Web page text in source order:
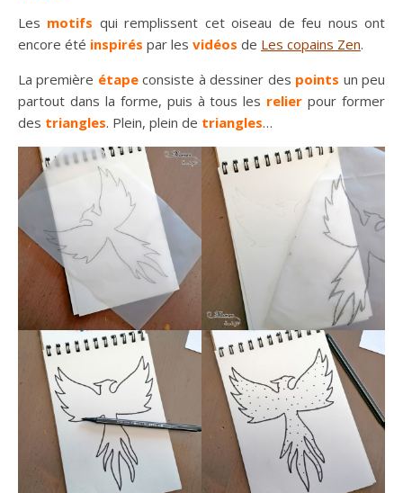
Les motifs qui remplissent cet oiseau de feu nous ont
encore été inspirés par les vidéos de Les copains Zen.
La première étape consiste à dessiner des points un peu
partout dans la forme, puis à tous les relier pour former
des triangles. Plein, plein de triangles…